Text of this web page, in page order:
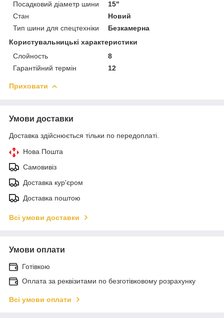
Посадковий діаметр шини
15"
Стан
Новий
Тип шини для спецтехніки
Безкамерна
Користувальницькі характеристики
Слойность
8
Гарантійний термін
12
Приховати
Умови доставки
Доставка здійснюється тільки по передоплаті.
Нова Пошта
Самовивіз
Доставка кур'єром
Доставка поштою
Всі умови доставки
Умови оплати
Готівкою
Оплата за реквізитами по безготівковому розрахунку
Всі умови оплати